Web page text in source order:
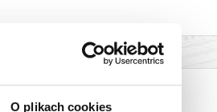
O plikach cookies